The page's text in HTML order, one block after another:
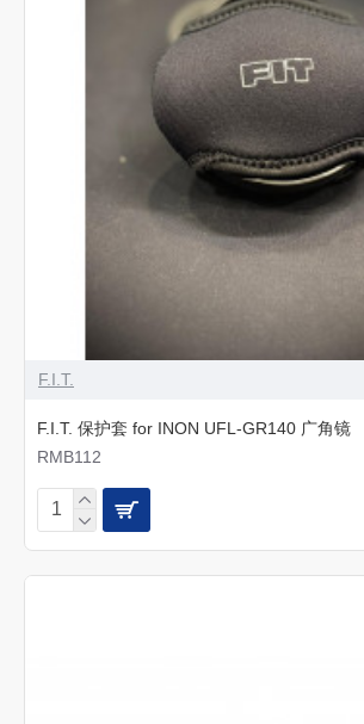
F.I.T.
F.I.T. 保护套 for INON UFL-GR140 广角镜
RMB112